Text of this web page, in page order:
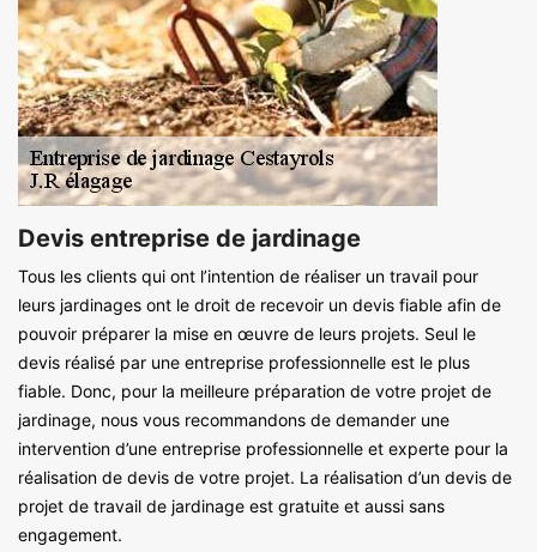
Devis entreprise de jardinage
Tous les clients qui ont l’intention de réaliser un travail pour
leurs jardinages ont le droit de recevoir un devis fiable afin de
pouvoir préparer la mise en œuvre de leurs projets. Seul le
devis réalisé par une entreprise professionnelle est le plus
fiable. Donc, pour la meilleure préparation de votre projet de
jardinage, nous vous recommandons de demander une
intervention d’une entreprise professionnelle et experte pour la
réalisation de devis de votre projet. La réalisation d’un devis de
projet de travail de jardinage est gratuite et aussi sans
engagement.